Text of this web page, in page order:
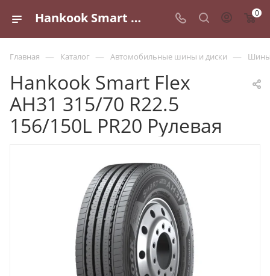
Hankook Smart Flex AH31 315/70 R22.5 156/150L PR20 Рулевая - купить в Санкт-Петербурге по выгодной цене 0
Главная — Каталог — Автомобильные шины и диски — Шины
Hankook Smart Flex
AH31 315/70 R22.5
156/150L PR20 Рулевая